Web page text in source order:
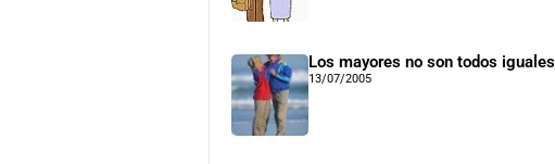
Los mayores no son todos iguales
13/07/2005